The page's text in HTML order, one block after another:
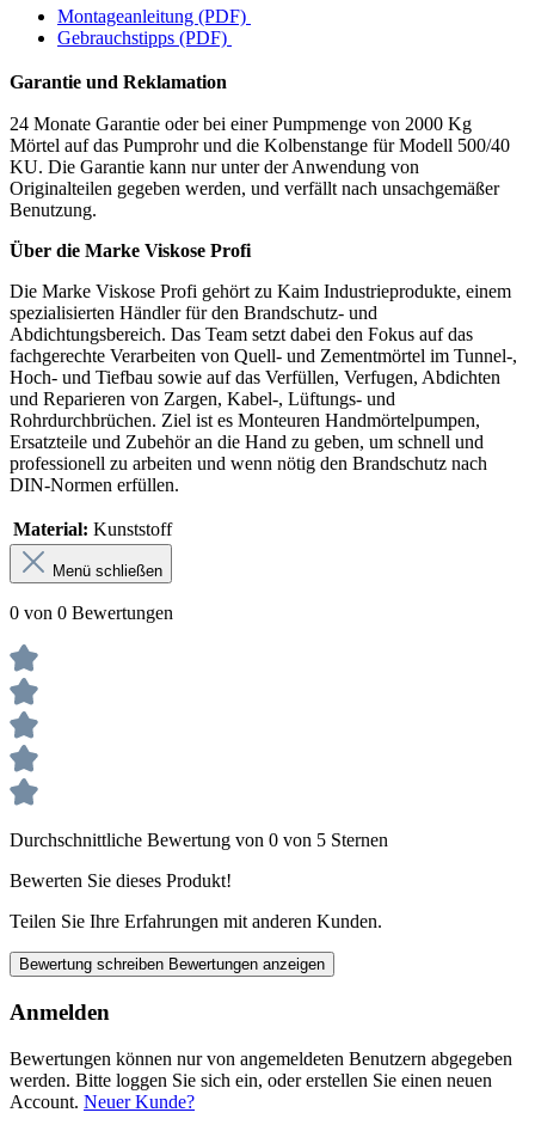
Montageanleitung (PDF)
Gebrauchstipps (PDF)
Garantie und Reklamation
24 Monate Garantie oder bei einer Pumpmenge von 2000 Kg
Mörtel auf das Pumprohr und die Kolbenstange für Modell 500/40
KU. Die Garantie kann nur unter der Anwendung von
Originalteilen gegeben werden, und verfällt nach unsachgemäßer
Benutzung.
Über die Marke Viskose Profi
Die Marke Viskose Profi gehört zu Kaim Industrieprodukte, einem
spezialisierten Händler für den Brandschutz- und
Abdichtungsbereich. Das Team setzt dabei den Fokus auf das
fachgerechte Verarbeiten von Quell- und Zementmörtel im Tunnel-,
Hoch- und Tiefbau sowie auf das Verfüllen, Verfugen, Abdichten
und Reparieren von Zargen, Kabel-, Lüftungs- und
Rohrdurchbrüchen. Ziel ist es Monteuren Handmörtelpumpen,
Ersatzteile und Zubehör an die Hand zu geben, um schnell und
professionell zu arbeiten und wenn nötig den Brandschutz nach
DIN-Normen erfüllen.
Material: Kunststoff
Menü schließen
0 von 0 Bewertungen
Durchschnittliche Bewertung von 0 von 5 Sternen
Bewerten Sie dieses Produkt!
Teilen Sie Ihre Erfahrungen mit anderen Kunden.
Bewertung schreiben Bewertungen anzeigen
Anmelden
Bewertungen können nur von angemeldeten Benutzern abgegeben
werden. Bitte loggen Sie sich ein, oder erstellen Sie einen neuen
Account. Neuer Kunde?